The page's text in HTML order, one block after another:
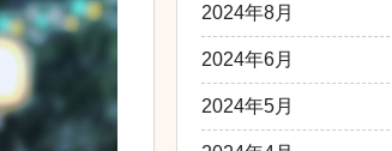
2024年8月
2024年6月
2024年5月